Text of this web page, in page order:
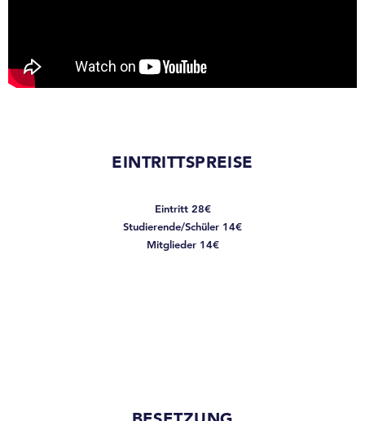
EINTRITTSPREISE
Eintritt 28€
Studierende/Schüler 14€
Mitglieder 14€